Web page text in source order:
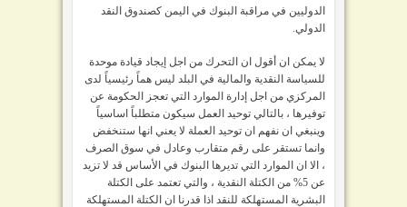
الدوليين في مراقبة البنوك في اليمن كصندوق النقد
الدولي.
لا يمكن ان أقول ان التحرك من اجل إيجاد قيادة موحدة
للسياسة النقدية والمالية في البلد ليس هماً رئيسياً لدى
المركزي من اجل إدارة الموارد التي تعجز الحكومة عن
توفيرها ، بالتالي توحيد العمل سيكون متطلباً اساسياً
وينبغي ان نفهم ان توحيد العملة لا يعني انها ستنخفض
وانما تستقر على رقم متقارب وعادل في سوق الصرف
، الا ان الموارد التي تديرها البنوك في الأساس قد لا تزيد
عن 5% من الكتلة النقدية ، والتي تعتمد على الكتلة
البشرية المستهلكة للنقد اذا قدرنا ان الكتلة المستهلكة